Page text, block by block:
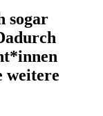
sogar
weitere